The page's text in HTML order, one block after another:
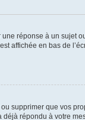
réponse à un sujet
affichée en bas de
supprimer que vos
répondu à votre